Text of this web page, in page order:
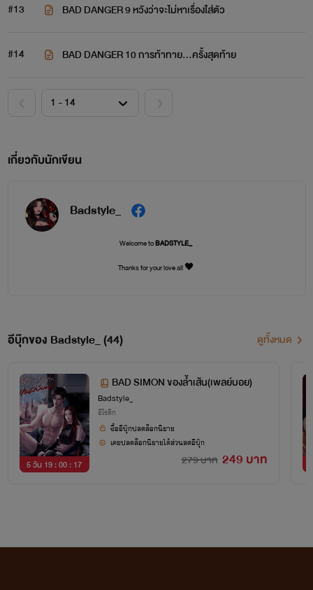
#13 BAD DANGER 9 หวังว่าจะไม่หาเรื่องใส่ตัว
#14 BAD DANGER 10 การท้าทาย...ครั้งสุดท้าย
เกี่ยวกับนักเขียน
Badstyle_
Welcome toBADSTYLE_
Thanks for your love all 🖤
อีบุ๊กของ Badstyle_ (44) ดูทั้งหมด
5 วัน 19 : 00 : 16
BAD SIMON ของล้ำเส้น(เพลย์บอย)
Badstyle_
อีโรติก
279 บาท 249 บาท
ซื้ออีบุ๊กปลดล็อกนิยาย
เคยปลดล็อกนิยายได้ส่วนลดอีบุ๊ก